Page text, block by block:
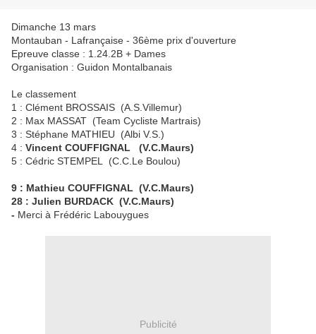
Dimanche 13 mars
Montauban - Lafrançaise - 36ème prix d'ouverture
Epreuve classe : 1.24.2B + Dames
Organisation : Guidon Montalbanais
Le classement
1 : Clément BROSSAIS (A.S.Villemur)
2 : Max MASSAT (Team Cycliste Martrais)
3 : Stéphane MATHIEU (Albi V.S.)
4 : Vincent COUFFIGNAL (V.C.Maurs)
5 : Cédric STEMPEL (C.C.Le Boulou)
9 : Mathieu COUFFIGNAL (V.C.Maurs)
28 : Julien BURDACK (V.C.Maurs)
- Merci à Frédéric Labouygues
Publicité